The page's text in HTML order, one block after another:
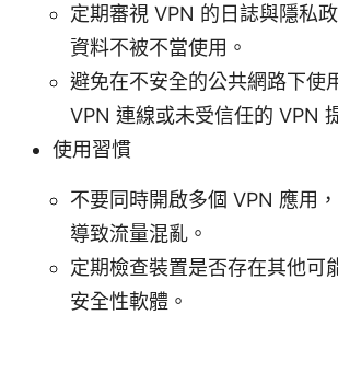
定期審視 VPN 的日誌與隱私
資料不被不當使用。
避免在不安全的公共網路下使
VPN 連線或未受信任的 VPN
使用習慣
不要同時開啟多個 VPN 應用
導致流量混亂。
定期檢查裝置是否存在其他可
安全性軟體。